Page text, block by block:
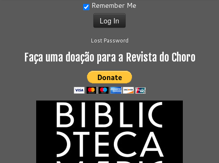
Remember Me
Lost Password
Faça uma doação para a Revista do Choro